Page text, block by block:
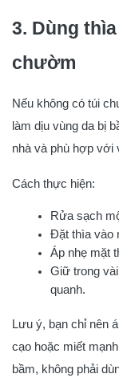
3. Dùng
chườm
Nếu không có túi
làm dịu vùng da bị
nhà và phù hợp với
Cách thực hiện:
Rửa sạch
Đặt thìa vào
Áp nhẹ mặt
Giữ trong
quanh.
Lưu ý, bạn chỉ nên
cạo hoặc miết
bầm, không phải